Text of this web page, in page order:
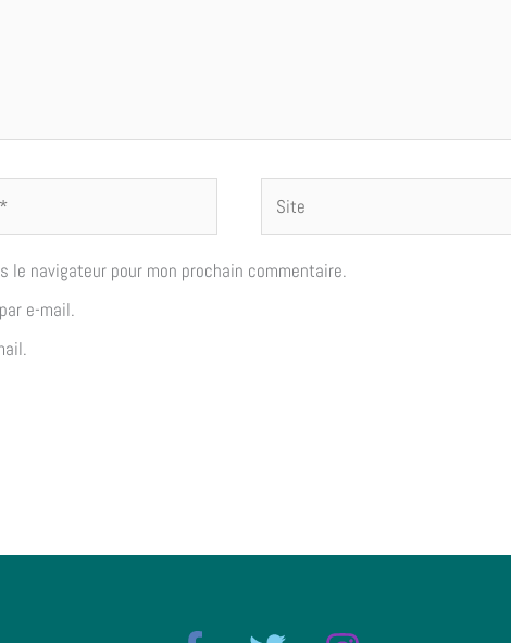
le navigateur pour mon prochain commentaire.
e-mail.